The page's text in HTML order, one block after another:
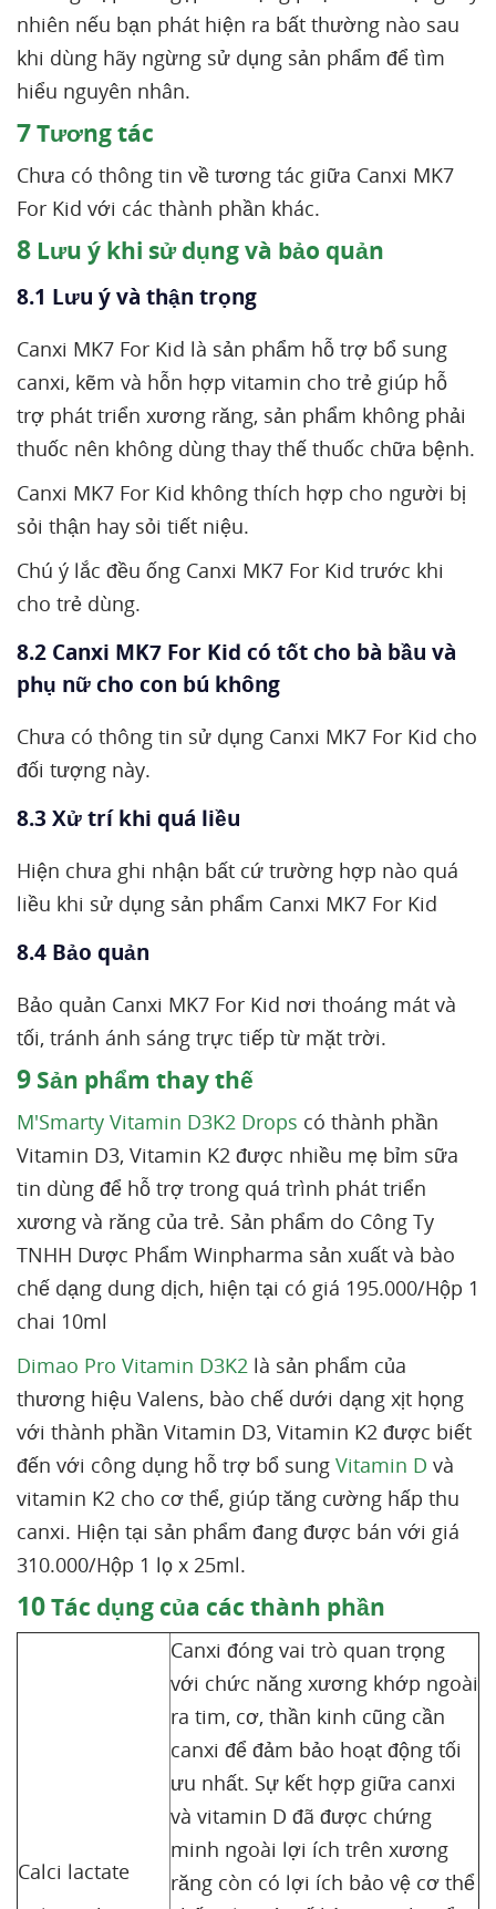
nhiên nếu bạn phát hiện ra bất thường nào sau
khi dùng hãy ngừng sử dụng sản phẩm để tìm
hiểu nguyên nhân.
7Tương tác
Chưa có thông tin về tương tác giữa Canxi MK7
For Kid với các thành phần khác.
8 Lưu ý khi sử dụng và bảo quản
8.1 Lưu ý và thận trọng
Canxi MK7 For Kid là sản phẩm hỗ trợ bổ sung
canxi, kẽm và hỗn hợp vitamin cho trẻ giúp hỗ
trợ phát triển xương răng, sản phẩm không phải
thuốc nên không dùng thay thế thuốc chữa bệnh.
Canxi MK7 For Kid không thích hợp cho người bị
sỏi thận hay sỏi tiết niệu.
Chú ý lắc đều ống Canxi MK7 For Kid trước khi
cho trẻ dùng.
8.2 Canxi MK7 For Kid có tốt cho bà bầu và
phụ nữ cho con bú không
Chưa có thông tin sử dụng Canxi MK7 For Kid cho
đối tượng này.
8.3 Xử trí khi quá liều
Hiện chưa ghi nhận bất cứ trường hợp nào quá
liều khi sử dụng sản phẩm Canxi MK7 For Kid
8.4 Bảo quản
Bảo quản Canxi MK7 For Kid nơi thoáng mát và
tối, tránh ánh sáng trực tiếp từ mặt trời.
9 Sản phẩm thay thế
M'Smarty Vitamin D3K2 Drops có thành phần
Vitamin D3, Vitamin K2 được nhiều mẹ bỉm sữa
tin dùng để hỗ trợ trong quá trình phát triển
xương và răng của trẻ. Sản phẩm do Công Ty
TNHH Dược Phẩm Winpharma sản xuất và bào
chế dạng dung dịch, hiện tại có giá 195.000/Hộp 1
chai 10ml
Dimao Pro Vitamin D3K2 là sản phẩm của
thương hiệu Valens, bào chế dưới dạng xịt họng
với thành phần Vitamin D3, Vitamin K2 được biết
đến với công dụng hỗ trợ bổ sung Vitamin D và
vitamin K2 cho cơ thể, giúp tăng cường hấp thu
canxi. Hiện tại sản phẩm đang được bán với giá
310.000/Hộp 1 lọ x 25ml.
10Tác dụng của các thành phần
Calci lactate
Canxi đóng vai trò quan trọng
với chức năng xương khớp ngoài
ra tim, cơ, thần kinh cũng cần
canxi để đảm bảo hoạt động tối
ưu nhất. Sự kết hợp giữa canxi
và vitamin D đã được chứng
minh ngoài lợi ích trên xương
răng còn có lợi ích bảo vệ cơ thể